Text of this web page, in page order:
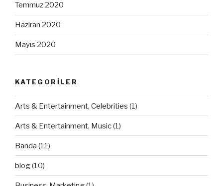
Temmuz 2020
Haziran 2020
Mayıs 2020
KATEGORILER
Arts & Entertainment, Celebrities (1)
Arts & Entertainment, Music(1)
Banda (11)
blog(10)